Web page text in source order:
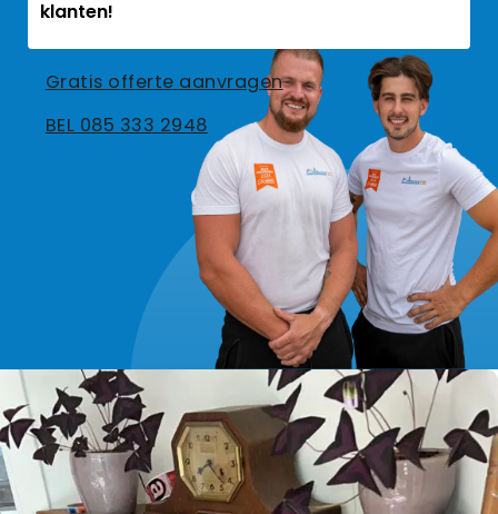
klanten!
Gratis offerte aanvragen
BEL 085 333 2948